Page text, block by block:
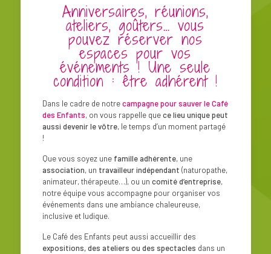
Anniversaires, réunions,
ateliers, goûters… vous
pouvez réserver nos
espaces pour vos
événements ! Une seule
condition : être adhérent !
Dans le cadre de notrecampagne pour sauver le Café
des Enfants, on vous rappelle quece lieu unique peut
aussi devenir le vôtre, le temps d’un moment partagé
!
Que vous soyez une famille adhérente, une
association, un travailleur indépendant (naturopathe,
animateur, thérapeute…), ou un comité d’entreprise,
notre équipe vous accompagne pour organiser vos
événements dans une ambiance chaleureuse,
inclusive et ludique.
Le Café des Enfants peut aussi accueillir des
expositions, des ateliers ou des spectacles dans un